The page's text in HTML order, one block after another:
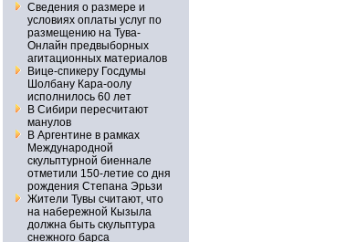
Сведения о размере и
условиях оплаты услуг по
размещению на Тува-
Онлайн предвыборных
агитационных материалов
Вице-спикеру Госдумы
Шолбану Кара-оолу
исполнилось 60 лет
В Сибири пересчитают
манулов
В Аргентине в рамках
Международной
скульптурной биеннале
отметили 150-летие со дня
рождения Степана Эрьзи
Жители Тувы считают, что
на набережной Кызыла
должна быть скульптура
снежного барса